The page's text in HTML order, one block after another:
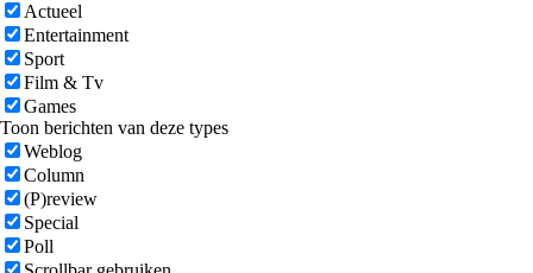
Actueel
Entertainment
Sport
Film & Tv
Games
Toon berichten van deze types
Weblog
Column
(P)review
Special
Poll